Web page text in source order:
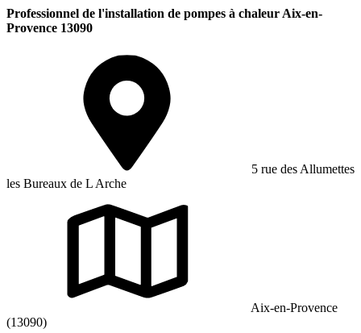
Professionnel de l'installation de pompes à chaleur Aix-en-
Provence 13090
5 rue des Allumettes
les Bureaux de L Arche
Aix-en-Provence
(13090)